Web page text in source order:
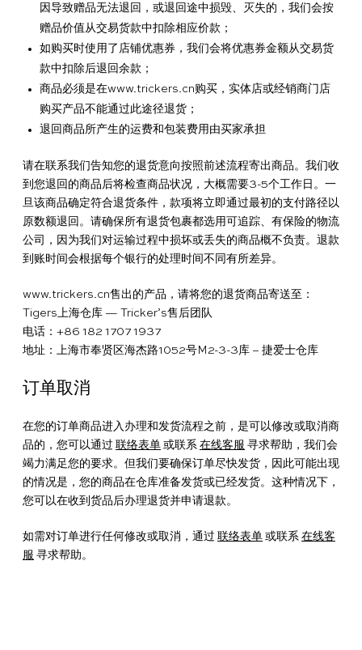
店
找
货
南
问
答
款
件
隐
明
体
中
文
繁
體
中
文
English
因导致赠品无法退回，或退回途中损毁、灭失的，我们会按
赠品价值从交易货款中扣除相应价款；
如购买时使用了店铺优惠券，我们会将优惠券金额从交易货
款中扣除后退回余款；
商品必须是在www.trickers.cn购买，实体店或经销商门店
购买产品不能通过此途径退货；
退回商品所产生的运费和包装费用由买家承担
请在联系我们告知您的退货意向按照前述流程寄出商品。我们收
到您退回的商品后将检查商品状况，大概需要3-5个工作日。一
旦该商品确定符合退货条件，款项将立即通过最初的支付路径以
原数额退回。请确保所有退货包裹都选用可追踪、有保险的物流
公司，因为我们对运输过程中损坏或丢失的商品概不负责。退款
到账时间会根据每个银行的处理时间不同有所差异。
www.trickers.cn售出的产品，请将您的退货商品寄送至：
Tigers上海仓库 — Tricker’s售后团队
电话：+86 182 1707 1937
地址：上海市奉贤区海杰路1052号M2-3-3库 – 捷爱士仓库
订单取消
在您的订单商品进入办理和发货流程之前，是可以修改或取消商
品的，您可以通过 联络表单 或联系 在线客服 寻求帮助，我们会
竭力满足您的要求。但我们要确保订单尽快发货，因此可能出现
的情况是，您的商品在仓库准备发货或已经发货。这种情况下，
您可以在收到货品后办理退货并申请退款。
如需对订单进行任何修改或取消，通过 联络表单 或联系 在线客
服 寻求帮助。